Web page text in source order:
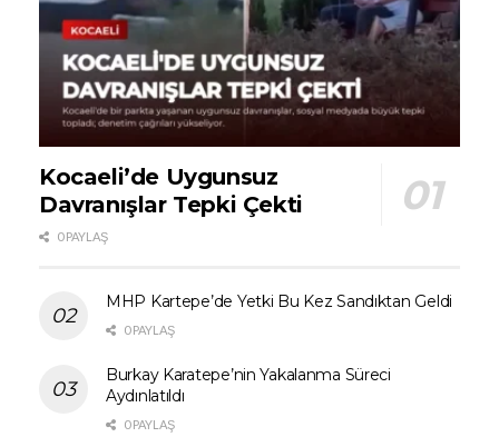
Kocaeli’de Uygunsuz
Davranışlar Tepki Çekti
0 PAYLAŞ
MHP Kartepe’de Yetki Bu Kez Sandıktan Geldi
0 PAYLAŞ
Burkay Karatepe’nin Yakalanma Süreci
Aydınlatıldı
0 PAYLAŞ